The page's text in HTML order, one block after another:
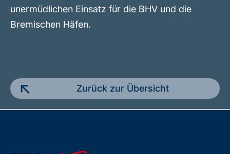
unermüdlichen Einsatz für die BHV und die
Bremischen Häfen.
Zurück zur Übersicht